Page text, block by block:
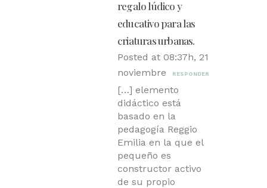
regalo lúdico y
educativo para las
criaturas urbanas.
Posted at 08:37h, 21
noviembre
RESPONDER
[…] elemento
didáctico está
basado en la
pedagogía Reggio
Emilia en la que el
pequeño es
constructor activo
de su propio